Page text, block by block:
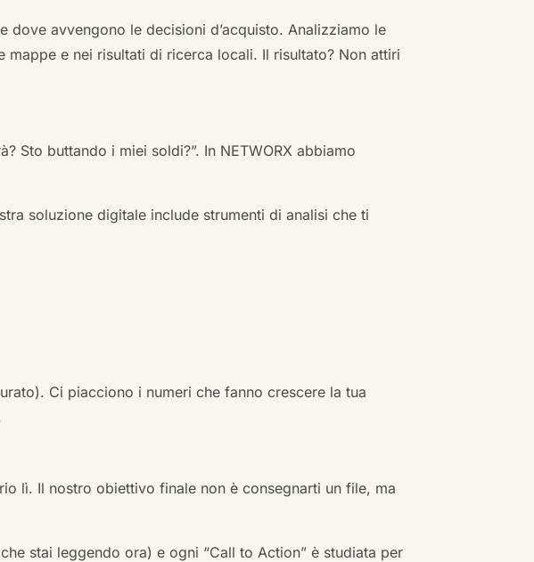
dove avvengono le decisioni d’acquisto. Analizziamo le
e nei risultati di ricerca locali. Il risultato? Non attiri
Sto buttando i miei soldi?”. In NETWORX abbiamo
soluzione digitale include strumenti di analisi che ti
Ci piacciono i numeri che fanno crescere la tua
lì. Il nostro obiettivo finale non è consegnarti un file, ma
stai leggendo ora) e ogni “Call to Action” è studiata per